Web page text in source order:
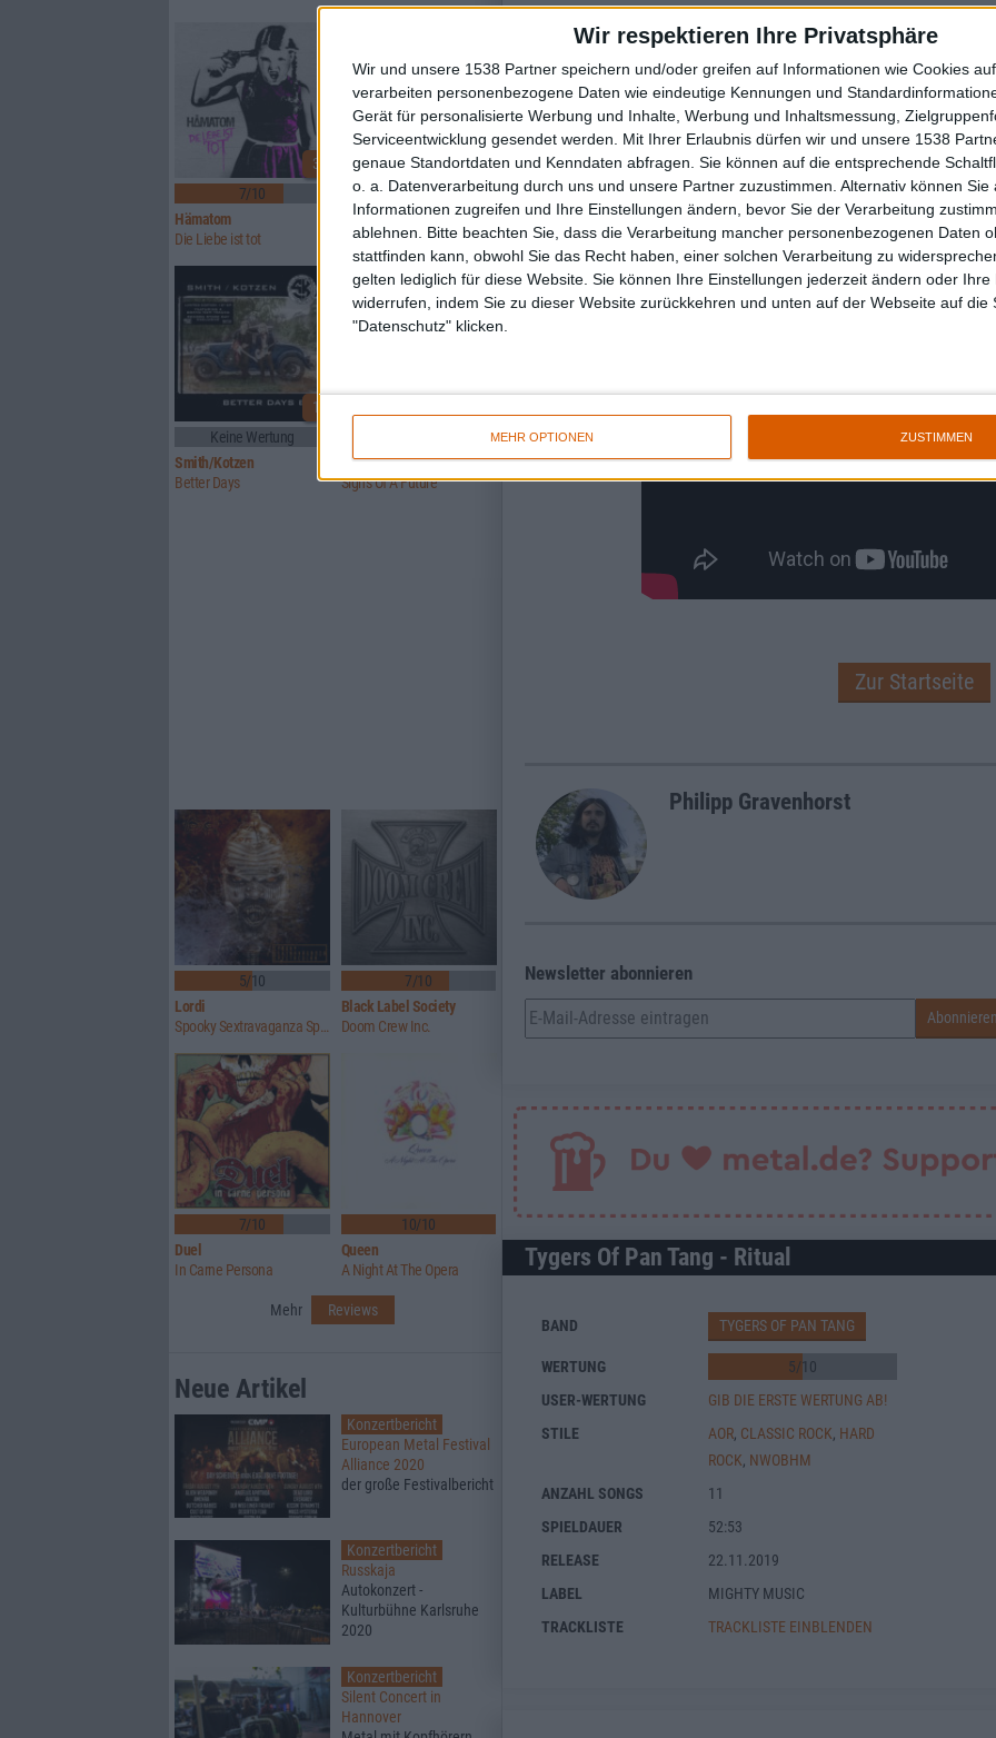
Wir respektieren Ihre Privatsphäre
Wir und unsere 1538 Partner speichern und/oder greifen auf Informationen wie Cookies
verarbeiten personenbezogene Daten wie eindeutige Kennungen und
Gerät für personalisierte Werbung und Inhalte, Werbung und Inhaltsmessung,
Serviceentwicklung gesendet werden.
Mit Ihrer Erlaubnis dürfen wir und unsere 1538
genaue Standortdaten und Kenndaten abfragen. Sie können auf die entsprechende
o. a. Datenverarbeitung durch uns und unsere Partner zuzustimmen. Alternativ können Sie
Informationen zugreifen und Ihre Einstellungen ändern, bevor Sie der Verarbeitung
ablehnen.
Bitte beachten Sie, dass die Verarbeitung mancher personenbezogenen Daten
stattfinden kann, obwohl Sie das Recht haben, einer solchen Verarbeitung zu
gelten lediglich für diese Website. Sie können Ihre Einstellungen jederzeit ändern oder Ihre
widerrufen, indem Sie zu dieser Website zurückkehren und unten auf der Webseite auf die
"Datenschutz" klicken.
MEHR OPTIONEN ZUSTIMMEN
Album auflegen wird kein „Ritual“
Dieser wohlstimmende Abschluss kann den
Gesamteindruck nicht überstrahlen. Auf
uncharismatische Band zu hören und 0815-
es einige gute Ansätze, die leider links liegen
hier zu hören gibt, hat herzlich wenig mit den
von früher zu tun, obwohl allein der Name
durchschnittlichen Album so viel
Zur Startseite
Philipp Gravenhorst
Newsletter abonnieren
Tygers Of Pan Tang - Ritual
BAND TYGERS OF PAN TANG
WERTUNG 5/10
USER-WERTUNG
GIB DIE ERSTE WERTUNG AB!
STILE
AOR, CLASSIC ROCK, HARD
ROCK, NWOBHM
ANZAHL SONGS
11
SPIELDAUER
52:53
RELEASE
22.11.2019
LABEL
MIGHTY MUSIC
TRACKLISTE
TRACKLISTE EINBLENDEN
3
7/10
Hämatom
Die Liebe ist tot
6/10
Lynx
Watcher Of Skies
1
Keine Wertung
Smith/Kotzen
Better Days
Signs Of Truth
Signs Of A Future
5/10
Lordi
Spooky Sextravaganza Spectacular
7/10
Black Label Society
Doom Crew Inc.
7/10
Duel
In Carne Persona
10/10
Queen
A Night At The Opera
Mehr Reviews
Neue Artikel
Konzertbericht
European Metal Festival
Alliance 2020
der große Festivalbericht
Konzertbericht
Russkaja
Autokonzert -
Kulturbühne Karlsruhe
2020
Konzertbericht
Silent Concert in
Hannover